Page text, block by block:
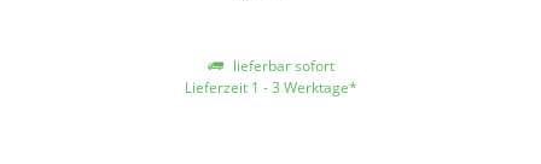
lieferbar sofort
Lieferzeit 1 - 3 Werktage*